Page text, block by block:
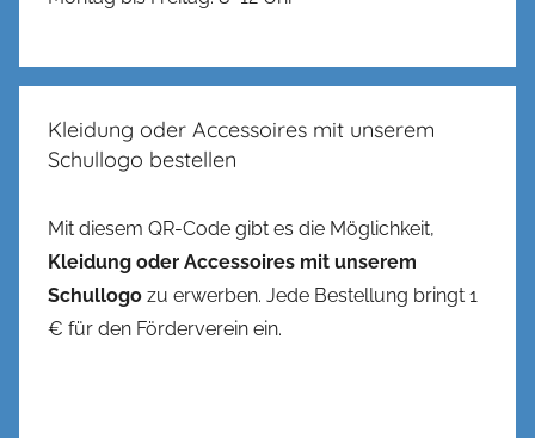
Kleidung oder Accessoires mit unserem
Schullogo bestellen
Mit diesem QR-Code gibt es die Möglichkeit,
Kleidung oder Accessoires mit unserem
Schullogo zu erwerben. Jede Bestellung bringt 1
€ für den Förderverein ein.